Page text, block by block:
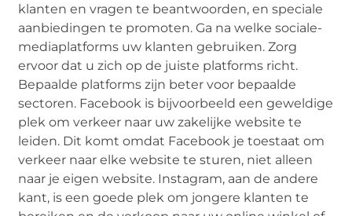
klanten en vragen te beantwoorden, en speciale
aanbiedingen te promoten. Ga na welke sociale-
mediaplatforms uw klanten gebruiken. Zorg
ervoor dat u zich op de juiste platforms richt.
Bepaalde platforms zijn beter voor bepaalde
sectoren. Facebook is bijvoorbeeld een geweldige
plek om verkeer naar uw zakelijke website te
leiden. Dit komt omdat Facebook je toestaat om
verkeer naar elke website te sturen, niet alleen
naar je eigen website. Instagram, aan de andere
kant, is een goede plek om jongere klanten te